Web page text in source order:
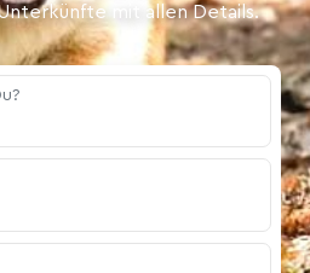
mit allen Details.